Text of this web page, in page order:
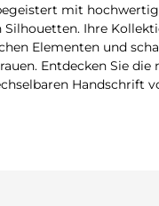
mit
Ihre
Elementen und
Entdecken Sie die
Handschrift